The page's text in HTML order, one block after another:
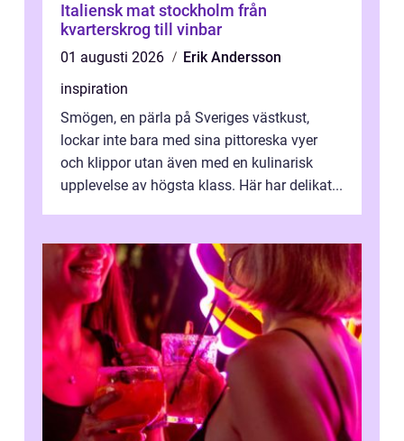
Italiensk mat stockholm från
kvarterskrog till vinbar
01 augusti 2026
Erik Andersson
inspiration
Smögen, en pärla på Sveriges västkust,
lockar inte bara med sina pittoreska vyer
och klippor utan även med en kulinarisk
upplevelse av högsta klass. Här har delikat...